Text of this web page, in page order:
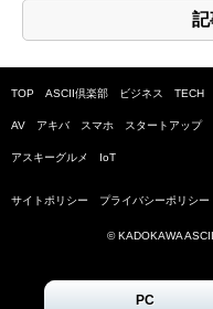
記
TOP ASCII倶楽部 ビジネス TECH
AV アキバ スマホ スタートアップ
アスキーグルメ IoT
サイトポリシー プライバシーポリシー
© KADOKAWA
PC